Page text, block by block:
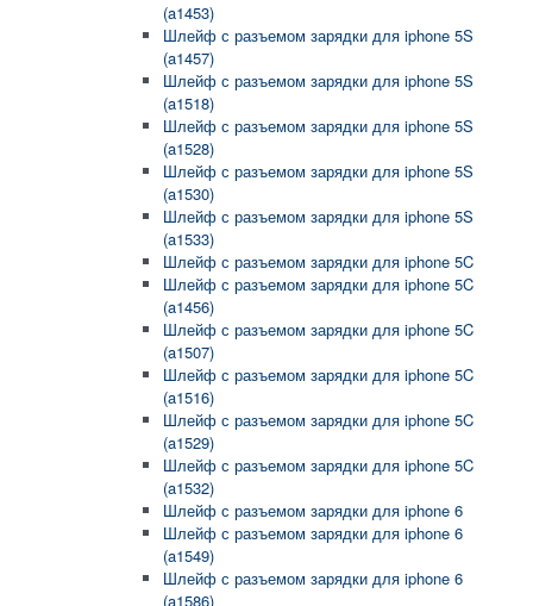
(a1453)
Шлейф с разъемом зарядки для iphone 5S
(a1457)
Шлейф с разъемом зарядки для iphone 5S
(a1518)
Шлейф с разъемом зарядки для iphone 5S
(a1528)
Шлейф с разъемом зарядки для iphone 5S
(a1530)
Шлейф с разъемом зарядки для iphone 5S
(a1533)
Шлейф с разъемом зарядки для iphone 5C
Шлейф с разъемом зарядки для iphone 5C
(a1456)
Шлейф с разъемом зарядки для iphone 5C
(a1507)
Шлейф с разъемом зарядки для iphone 5C
(a1516)
Шлейф с разъемом зарядки для iphone 5C
(a1529)
Шлейф с разъемом зарядки для iphone 5C
(a1532)
Шлейф с разъемом зарядки для iphone 6
Шлейф с разъемом зарядки для iphone 6
(a1549)
Шлейф с разъемом зарядки для iphone 6
(a1586)